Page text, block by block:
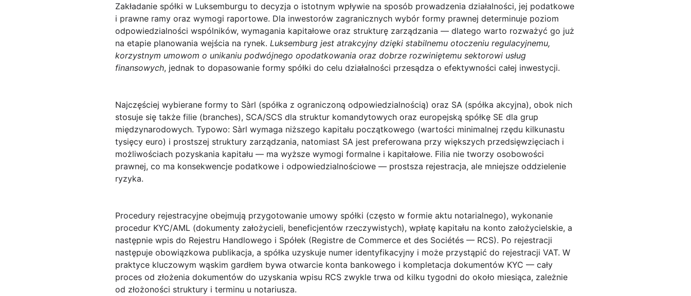
Zakładanie spółki w Luksemburgu to decyzja o istotnym wpływie na sposób prowadzenia działalności, jej podatkowe
i prawne ramy oraz wymogi raportowe. Dla inwestorów zagranicznych wybór formy prawnej determinuje poziom
odpowiedzialności wspólników, wymagania kapitałowe oraz strukturę zarządzania — dlatego warto rozważyć go już
na etapie planowania wejścia na rynek. Luksemburg jest atrakcyjny dzięki stabilnemu otoczeniu regulacyjnemu,
korzystnym umowom o unikaniu podwójnego opodatkowania oraz dobrze rozwiniętemu sektorowi usług
finansowych, jednak to dopasowanie formy spółki do celu działalności przesądza o efektywności całej inwestycji.
Najczęściej wybierane formy to Sàrl (spółka z ograniczoną odpowiedzialnością) oraz SA (spółka akcyjna), obok nich
stosuje się także filie (branches), SCA/SCS dla struktur komandytowych oraz europejską spółkę SE dla grup
międzynarodowych. Typowo: Sàrl wymaga niższego kapitału początkowego (wartości minimalnej rzędu kilkunastu
tysięcy euro) i prostszej struktury zarządzania, natomiast SA jest preferowana przy większych przedsięwzięciach i
możliwościach pozyskania kapitału — ma wyższe wymogi formalne i kapitałowe. Filia nie tworzy osobowości
prawnej, co ma konsekwencje podatkowe i odpowiedzialnościowe — prostsza rejestracja, ale mniejsze oddzielenie
ryzyka.
Procedury rejestracyjne obejmują przygotowanie umowy spółki (często w formie aktu notarialnego), wykonanie
procedur KYC/AML (dokumenty założycieli, beneficjentów rzeczywistych), wpłatę kapitału na konto założycielskie, a
następnie wpis do Rejestru Handlowego i Spółek (Registre de Commerce et des Sociétés — RCS). Po rejestracji
następuje obowiązkowa publikacja, a spółka uzyskuje numer identyfikacyjny i może przystąpić do rejestracji VAT. W
praktyce kluczowym wąskim gardłem bywa otwarcie konta bankowego i kompletacja dokumentów KYC — cały
proces od złożenia dokumentów do uzyskania wpisu RCS zwykle trwa od kilku tygodni do około miesiąca, zależnie
od złożoności struktury i terminu u notariusza.